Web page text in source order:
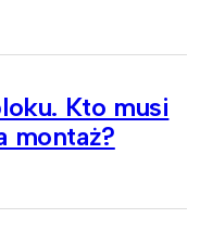
Kto musi
montaż?